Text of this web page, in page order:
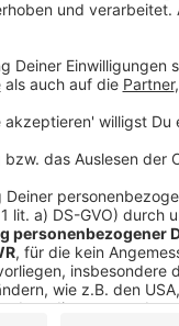
Manhattan ist von
lassen. Es sei denn,
©Copyright
Die Täter können
Anzeige